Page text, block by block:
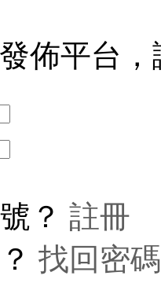
佈平台
？ 註冊
找回密碼